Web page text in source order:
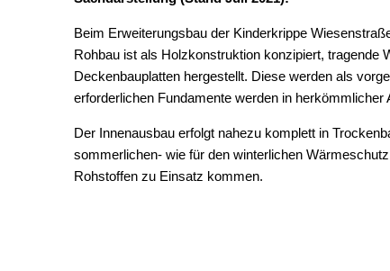
Wiesenstraße
Beim Erweiterungsbau der Kinderkrippe
Rohbau ist als Holzkonstruktion konzipiert, tragende
Deckenbauplatten hergestellt. Diese werden als
erforderlichen Fundamente werden in
Der Innenausbau erfolgt nahezu komplett in
sommerlichen- wie für den winterlichen
Rohstoffen zu Einsatz kommen.